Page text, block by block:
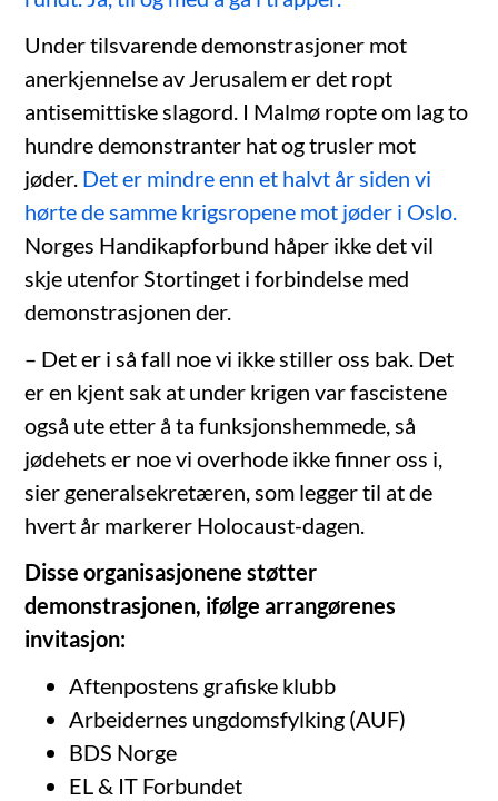
Under tilsvarende demonstrasjoner mot
anerkjennelse av Jerusalem er det ropt
antisemittiske slagord. I Malmø ropte om lag to
hundre demonstranter hat og trusler mot
jøder. Det er mindre enn et halvt år siden vi
hørte de samme krigsropene mot jøder i Oslo.
Norges Handikapforbund håper ikke det vil
skje utenfor Stortinget i forbindelse med
demonstrasjonen der.
– Det er i så fall noe vi ikke stiller oss bak. Det
er en kjent sak at under krigen var fascistene
også ute etter å ta funksjonshemmede, så
jødehets er noe vi overhode ikke finner oss i,
sier generalsekretæren, som legger til at de
hvert år markerer Holocaust-dagen.
Disse organisasjonene støtter
demonstrasjonen, ifølge arrangørenes
invitasjon:
Aftenpostens grafiske klubb
Arbeidernes ungdomsfylking (AUF)
BDS Norge
EL & IT Forbundet